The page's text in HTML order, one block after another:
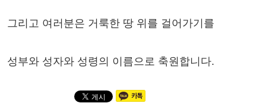
그리고 여러분은 거룩한 땅 위를 걸어가기를
성부와 성자와 성령의 이름으로 축원합니다.